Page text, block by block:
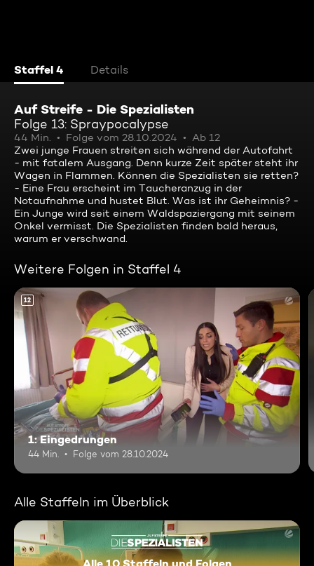
Staffel 4 Details
Auf Streife - Die Spezialisten
Folge 13: Spraypocalypse
44 Min. Folge vom 28.10.2024
Ab 12
Zwei junge Frauen streiten sich während der Autofahrt
- mit fatalem Ausgang. Denn kurze Zeit später steht ihr
Wagen in Flammen. Können die Spezialisten sie retten?
- Eine Frau erscheint im Taucheranzug in der
Notaufnahme und hustet Blut. Was ist ihr Geheimnis? -
Ein Junge wird seit einem Waldspaziergang mit seinem
Onkel vermisst. Die Spezialisten finden bald heraus,
warum er verschwand.
Weitere Folgen in Staffel 4
12
1: Eingedrungen
44 Min. Folge vom 28.10.2024
Alle Staffeln im Überblick